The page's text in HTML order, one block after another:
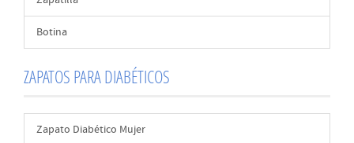
Botina
ZAPATOS PARA DIABÉTICOS
Zapato Diabético Mujer